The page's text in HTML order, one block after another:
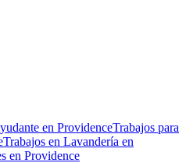
en ProvidenceTrabajos para
Trabajos en Lavandería en
en Providence